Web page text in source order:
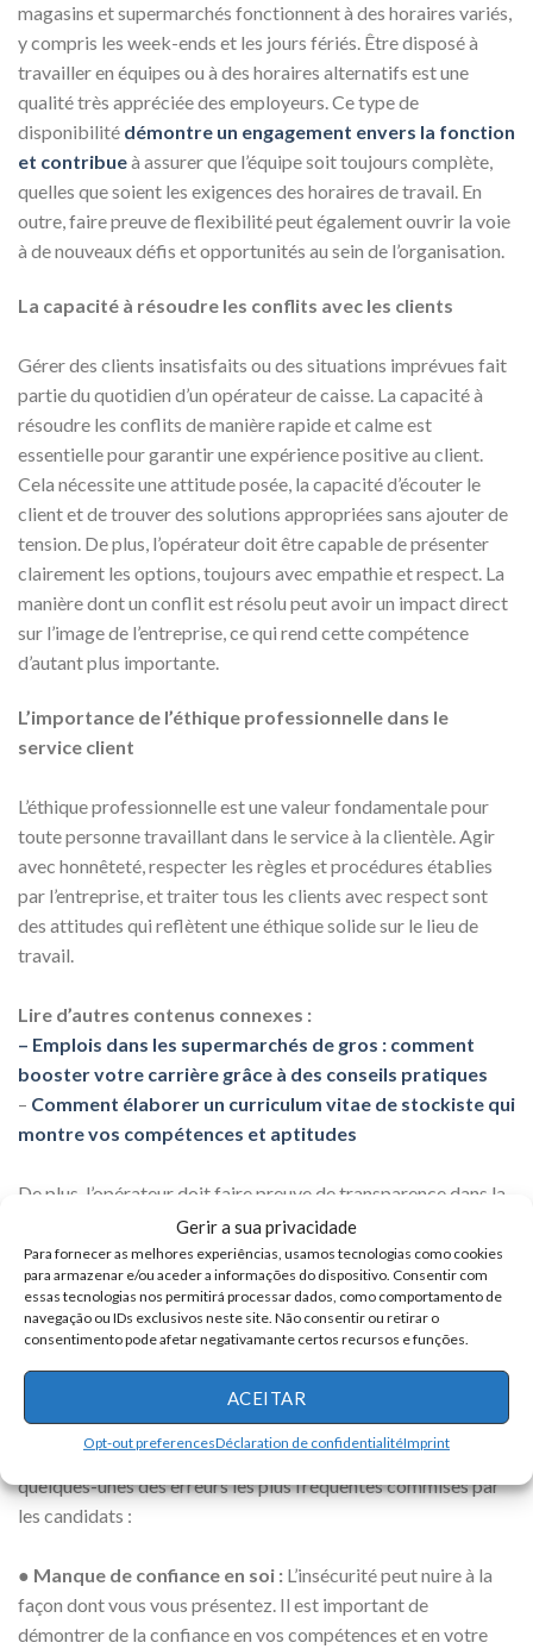
Gerir a sua privacidade
Para fornecer as melhores experiências, usamos tecnologias como cookies
para armazenar e/ou aceder a informações do dispositivo. Consentir com
essas tecnologias nos permitirá processar dados, como comportamento de
navegação ou IDs exclusivos neste site. Não consentir ou retirar o
consentimento pode afetar negativamante certos recursos e funções.
ACEITAR
Opt-out preferencesDéclaration de confidentialitéImprint
magasins et supermarchés fonctionnent à des horaires variés,
y compris les week-ends et les jours fériés. Être disposé à
travailler en équipes ou à des horaires alternatifs est une
qualité très appréciée des employeurs. Ce type de
disponibilité démontre un engagement envers la fonction
et contribueà assurer que l’équipe soit toujours complète,
quelles que soient les exigences des horaires de travail. En
outre, faire preuve de flexibilité peut également ouvrir la voie
à de nouveaux défis et opportunités au sein de l’organisation.
La capacité à résoudre les conflits avec les clients
Gérer des clients insatisfaits ou des situations imprévues fait
partie du quotidien d’un opérateur de caisse. La capacité à
résoudre les conflits de manière rapide et calme est
essentielle pour garantir une expérience positive au client.
Cela nécessite une attitude posée, la capacité d’écouter le
client et de trouver des solutions appropriées sans ajouter de
tension. De plus, l’opérateur doit être capable de présenter
clairement les options, toujours avec empathie et respect. La
manière dont un conflit est résolu peut avoir un impact direct
sur l’image de l’entreprise, ce qui rend cette compétence
d’autant plus importante.
L’importance de l’éthique professionnelle dans le
service client
L’éthique professionnelle est une valeur fondamentale pour
toute personne travaillant dans le service à la clientèle. Agir
avec honnêteté, respecter les règles et procédures établies
par l’entreprise, et traiter tous les clients avec respect sont
des attitudes qui reflètent une éthique solide sur le lieu de
travail.
Lire d’autres contenus connexes :
– Emplois dans les supermarchés de gros : comment
booster votre carrière grâce à des conseils pratiques
– Comment élaborer un curriculum vitae de stockiste qui
montre vos compétences et aptitudes
De plus, l’opérateur doit faire preuve de transparence dans la
gestion des transactions financières, en veillant à ce que le
processus soit mené de manière correcte et équitable pour
toutes les parties concernées.
Comment éviter les erreurs courantes lors de l’entretien
Il est normal d’être nerveux pendant un entretien d’embauche,
mais le manque de préparation peut entraîner des erreurs qui
compromettent vos chances d’être sélectionné. Voici
quelques-unes des erreurs les plus fréquentes commises par
les candidats :
● Manque de confiance en soi : L’insécurité peut nuire à la
façon dont vous vous présentez. Il est important de
démontrer de la confiance en vos compétences et en votre